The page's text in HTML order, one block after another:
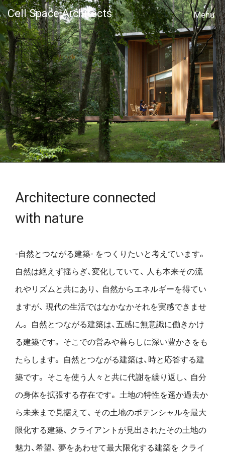
Cell Space Architects
MENU
Architecture connected
with nature
-自然とつながる建築- をつくりたいと考えています。
自然は絶えず揺らぎ、変化していて、
人も本来その流
れやリズムと共にあり、 自然からエネルギーを得てい
ますが、 現代の生活ではなかなかそれを実感できませ
ん。
自然とつながる建築は、五感に無意識に働きかけ
る建築です。 そこでの営みや暮らしに深い豊かさをも
たらします。
自然とつながる建築は、時と応答する建
築です。 そこを使う人々と共に代謝を繰り返し、 自分
の身体を拡張する存在です。 土地の特性を遥か過去か
ら未来まで見据えて、 その土地のポテンシャルを最大
限化する建築、 クライアントが見出されたその土地の
魅力、希望、 夢をあわせて最大限化する建築を クライ